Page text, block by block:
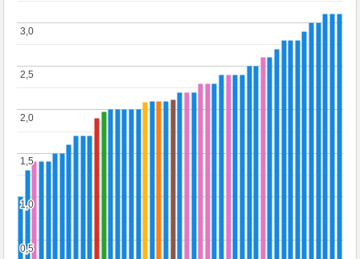
0,5
0,5
1,0
1,0
1,5
1,5
2,0
2,0
2,5
2,5
3,0
3,0